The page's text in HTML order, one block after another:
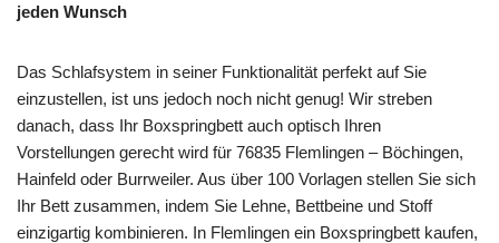
jeden Wunsch
Das Schlafsystem in seiner Funktionalität perfekt auf Sie
einzustellen, ist uns jedoch noch nicht genug! Wir streben
danach, dass Ihr Boxspringbett auch optisch Ihren
Vorstellungen gerecht wird für 76835 Flemlingen – Böchingen,
Hainfeld oder Burrweiler. Aus über 100 Vorlagen stellen Sie sich
Ihr Bett zusammen, indem Sie Lehne, Bettbeine und Stoff
einzigartig kombinieren. In Flemlingen ein Boxspringbett kaufen,